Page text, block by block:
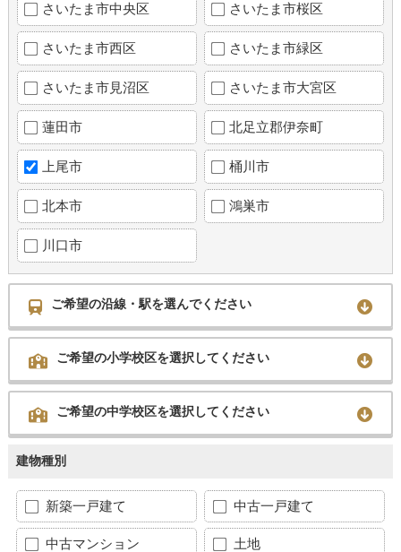
さいたま市中央区 さいたま市桜区
さいたま市西区 さいたま市緑区
さいたま市見沼区 さいたま市大宮区
蓮田市 北足立郡伊奈町
上尾市 桶川市
北本市 鴻巣市
川口市
ご希望の沿線・駅を選んでください
ご希望の小学校区を選択してください
ご希望の中学校区を選択してください
建物種別
新築一戸建て 中古一戸建て
中古マンション 土地